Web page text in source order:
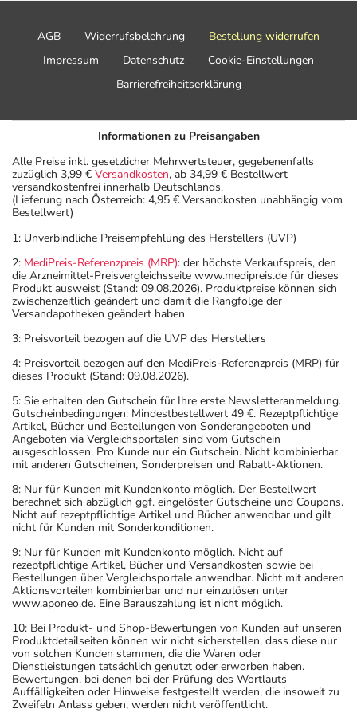
AGB Widerrufsbelehrung
Bestellung widerrufen
Impressum
Datenschutz
Cookie-Einstellungen
Barrierefreiheitserklärung
Informationen zu Preisangaben
Alle Preise inkl. gesetzlicher Mehrwertsteuer, gegebenenfalls
zuzüglich 3,99 € Versandkosten, ab 34,99 € Bestellwert
versandkostenfrei innerhalb Deutschlands.
(Lieferung nach Österreich: 4,95 € Versandkosten unabhängig vom
Bestellwert)
1: Unverbindliche Preisempfehlung des Herstellers (UVP)
2: MediPreis-Referenzpreis (MRP): der höchste Verkaufspreis, den
die Arzneimittel-Preisvergleichsseite www.medipreis.de für dieses
Produkt ausweist (Stand: 09.08.2026). Produktpreise können sich
zwischenzeitlich geändert und damit die Rangfolge der
Versandapotheken geändert haben.
3: Preisvorteil bezogen auf die UVP des Herstellers
4: Preisvorteil bezogen auf den MediPreis-Referenzpreis (MRP) für
dieses Produkt (Stand: 09.08.2026).
5: Sie erhalten den Gutschein für Ihre erste Newsletteranmeldung.
Gutscheinbedingungen: Mindestbestellwert 49 €. Rezeptpflichtige
Artikel, Bücher und Bestellungen von Sonderangeboten und
Angeboten via Vergleichsportalen sind vom Gutschein
ausgeschlossen. Pro Kunde nur ein Gutschein. Nicht kombinierbar
mit anderen Gutscheinen, Sonderpreisen und Rabatt-Aktionen.
8: Nur für Kunden mit Kundenkonto möglich. Der Bestellwert
berechnet sich abzüglich ggf. eingelöster Gutscheine und Coupons.
Nicht auf rezeptpflichtige Artikel und Bücher anwendbar und gilt
nicht für Kunden mit Sonderkonditionen.
9: Nur für Kunden mit Kundenkonto möglich. Nicht auf
rezeptpflichtige Artikel, Bücher und Versandkosten sowie bei
Bestellungen über Vergleichsportale anwendbar. Nicht mit anderen
Aktionsvorteilen kombinierbar und nur einzulösen unter
www.aponeo.de. Eine Barauszahlung ist nicht möglich.
10: Bei Produkt- und Shop-Bewertungen von Kunden auf unseren
Produktdetailseiten können wir nicht sicherstellen, dass diese nur
von solchen Kunden stammen, die die Waren oder
Dienstleistungen tatsächlich genutzt oder erworben haben.
Bewertungen, bei denen bei der Prüfung des Wortlauts
Auffälligkeiten oder Hinweise festgestellt werden, die insoweit zu
Zweifeln Anlass geben, werden nicht veröffentlicht.